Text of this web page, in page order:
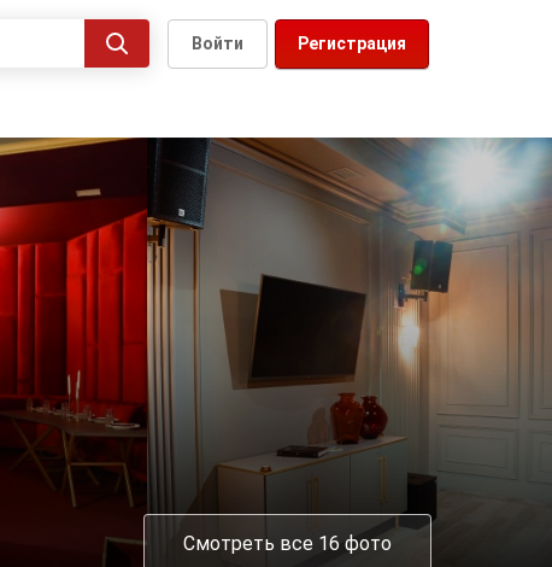
Регистрация
Войти
Смотреть все 16 фото